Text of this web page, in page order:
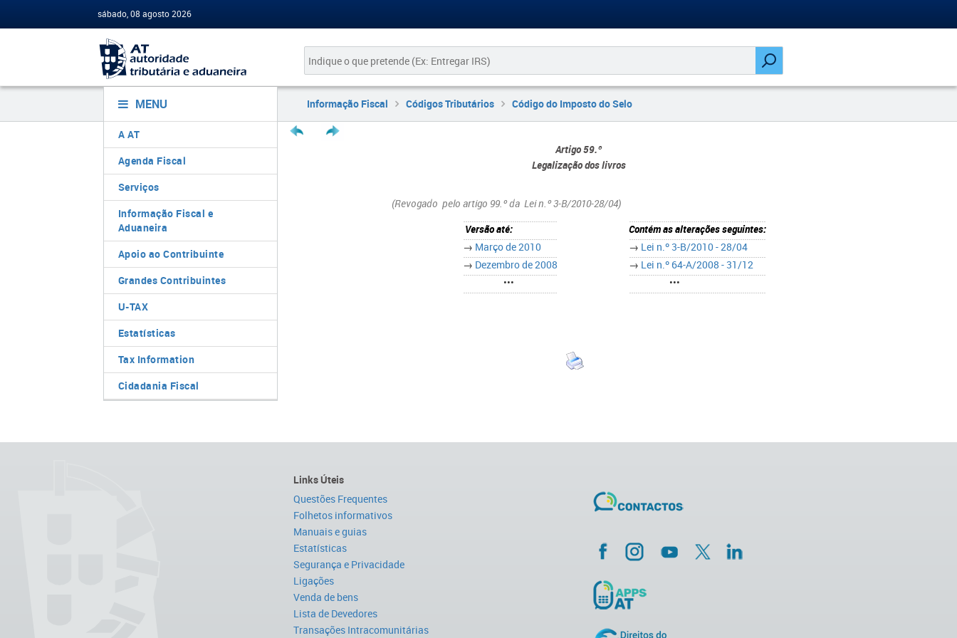
sábado, 08 agosto 2026
MENU
A AT
Agenda Fiscal
Serviços
Informação Fiscal e
Aduaneira
Apoio ao Contribuinte
Grandes Contribuintes
U-TAX
Estatísticas
Tax Information
Cidadania Fiscal
Informação Fiscal Códigos Tributários Código do Imposto do Selo
Artigo 59.º
Legalização dos livros
(Revogado pelo artigo 99.º da Lei n.º 3-B/2010-28/04)
Versão até:
→ Março de 2010
→ Dezembro de 2008
•••
Contém as alterações seguintes:
→ Lei n.º 3-B/2010 - 28/04
→ Lei n.º 64-A/2008 - 31/12
•••
Links Úteis
Questões Frequentes
Folhetos informativos
Manuais e guias
Estatísticas
Segurança e Privacidade
Ligações
Venda de bens
Lista de Devedores
Transações Intracomunitárias